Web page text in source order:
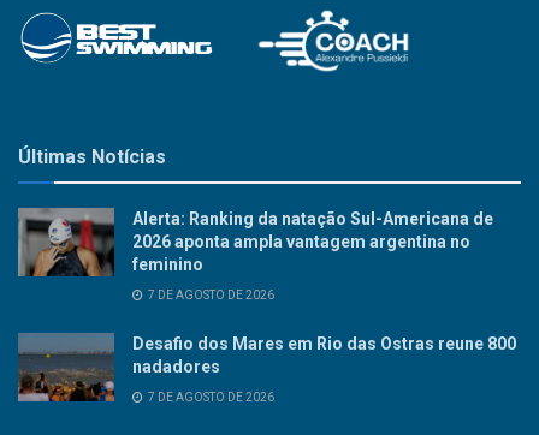
Últimas Notícias
Alerta: Ranking da natação Sul-Americana de
2026 aponta ampla vantagem argentina no
feminino
7 DE AGOSTO DE 2026
Desafio dos Mares em Rio das Ostras reune 800
nadadores
7 DE AGOSTO DE 2026